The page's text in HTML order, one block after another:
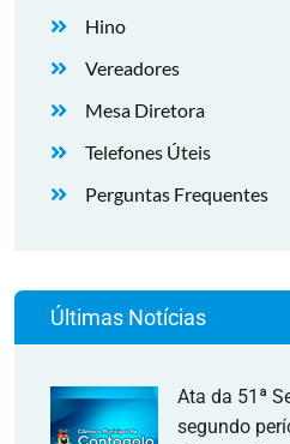
Hino
Vereadores
Mesa Diretora
Telefones Úteis
Perguntas Frequentes
Últimas Notícias
Ata da 51ª
segundo